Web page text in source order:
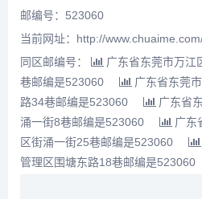
邮编号：523060
当前网址：http://
同区邮编号：
广东省东莞市万江
巷邮编是523060
广东省东莞
路34巷邮编是523060
广东省
涌一街8巷邮编是523060
广东
区街涌一街25巷邮编是523060
管理区围塘东路18巷邮编是523060